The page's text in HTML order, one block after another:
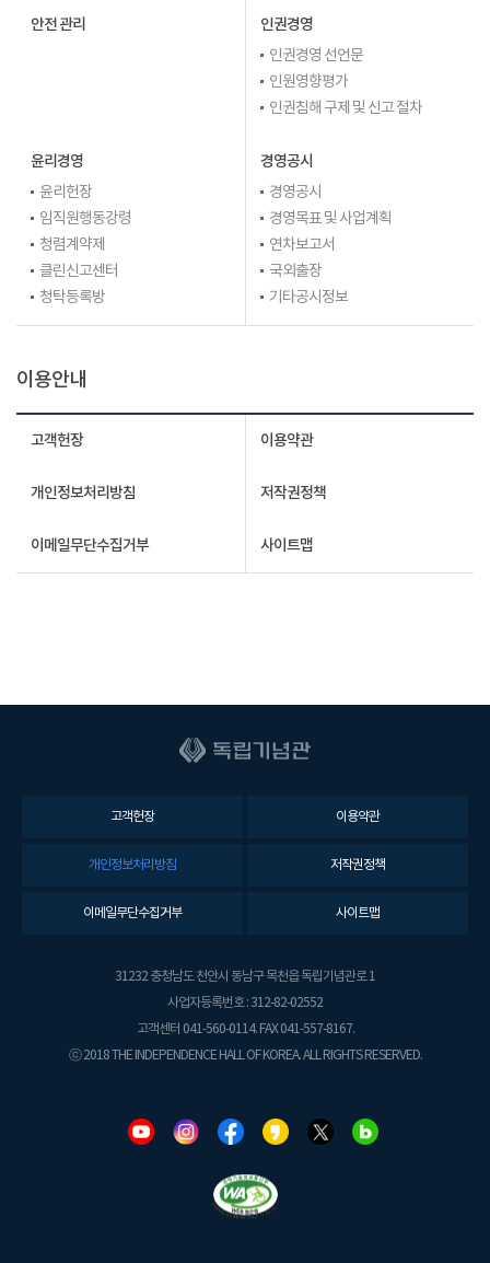
안전 관리 인권경영
인권경영 선언문
인원영향평가
인권침해 구제 및 신고 절차
윤리경영
윤리헌장
임직원행동강령
청렴계약제
클린신고센터
청탁등록방
경영공시
경영공시
경영목표 및 사업계획
연차보고서
국외출장
기타공시정보
이용안내
고객헌장 이용약관
개인정보처리방침 저작권정책
이메일무단수집거부 사이트맵
고객헌장 이용약관
개인정보처리방침 저작권정책
이메일무단수집거부 사이트맵
31232 충청남도 천안시 동남구 목천읍 독립기념관로 1
사업자등록번호 : 312-82-02552
고객센터 041-560-0114. FAX 041-557-8167.
ⓒ 2018 THE INDEPENDENCE HALL OF KOREA. ALL RIGHTS RESERVED.